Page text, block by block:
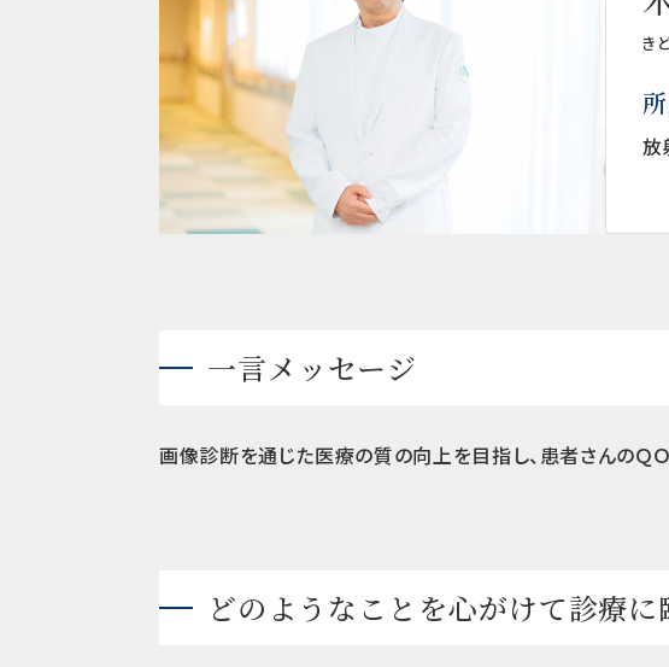
き
放
一言メッセージ
画像診断を通じた医療の質の向上を目指し、患者さんのＱ
どのようなことを心がけて診療に